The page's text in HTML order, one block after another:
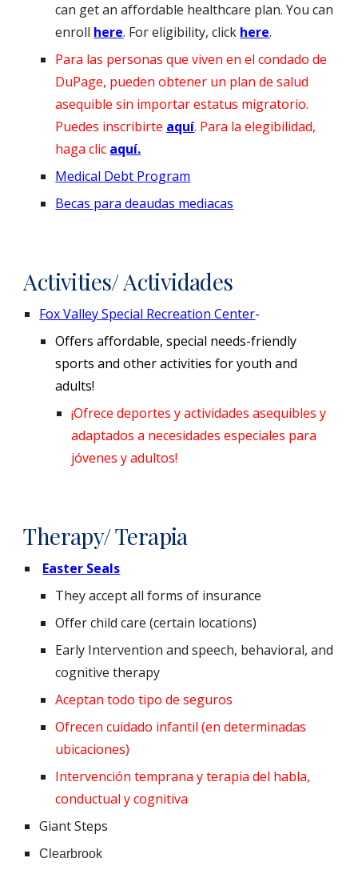
can get an affordable healthcare plan. You can
enroll here. For eligibility, click here.
Para las personas que viven en el condado de
DuPage, pueden obtener un plan de salud
asequible sin importar estatus migratorio.
Puedes inscribirte aquí. Para la elegibilidad,
haga clic aquí.
Medical Debt Program
Becas para deaudas mediacas
Activities/ Actividades
Fox Valley Special Recreation Center-
Offers affordable, special needs-friendly
sports and other activities for youth and
adults!
¡Ofrece deportes y actividades asequibles y
adaptados a necesidades especiales para
jóvenes y adultos!
Therapy/ Terapia
Easter Seals
They accept all forms of insurance
Offer child care (certain locations)
Early Intervention and speech, behavioral, and
cognitive therapy
Aceptan todo tipo de seguros
Ofrecen cuidado infantil (en determinadas
ubicaciones)
Intervención temprana y terapia del habla,
conductual y cognitiva
Giant Steps
Clearbrook